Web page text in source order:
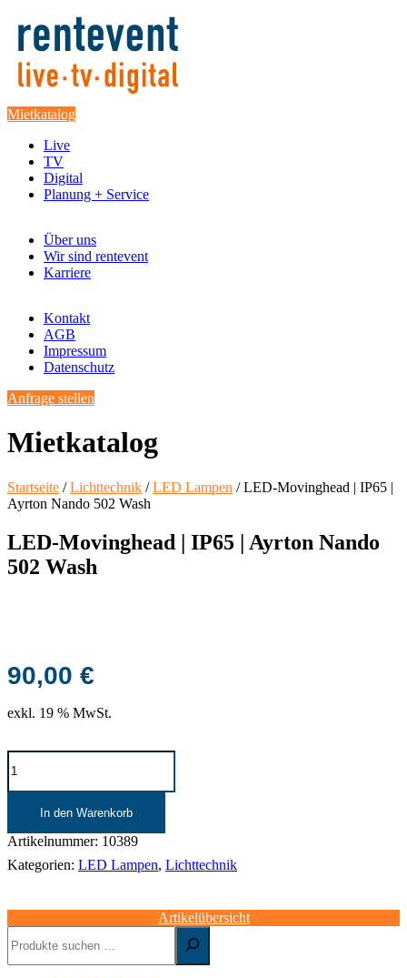
Mietkatalog
Live
TV
Digital
Planung + Service
Über uns
Wir sind rentevent
Karriere
Kontakt
AGB
Impressum
Datenschutz
Anfrage stellen
Mietkatalog
Startseite /Lichttechnik /LED Lampen / LED-Movinghead | IP65 |
Ayrton Nando 502 Wash
LED-Movinghead | IP65 | Ayrton Nando
502 Wash
90,00 €
exkl. 19 % MwSt.
LED-
Movinghead
|
Ayrton
502
In den Warenkorb
Artikelnummer: 10389
Kategorien: LED Lampen, Lichttechnik
Artikelübersicht